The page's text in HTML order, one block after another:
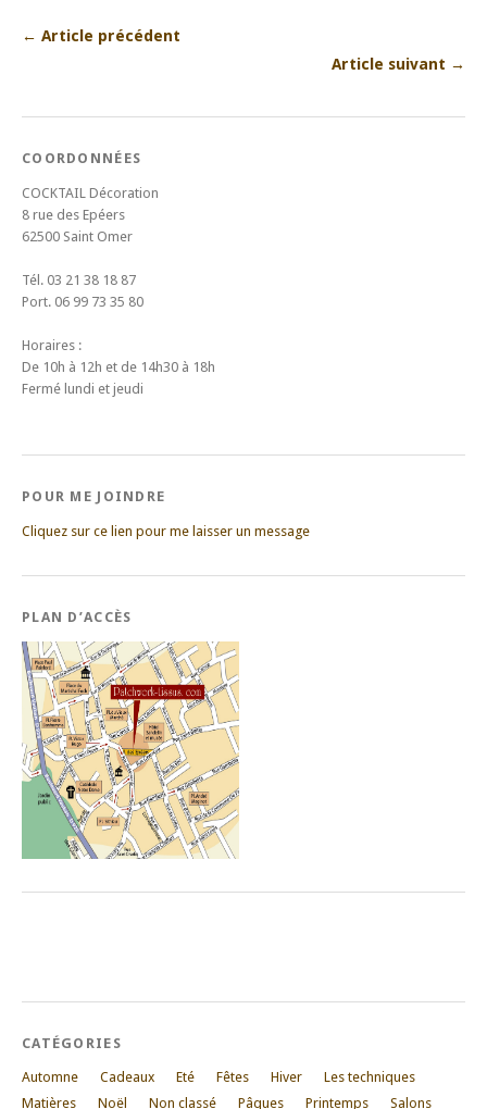
← Article précédent
Article suivant →
COORDONNÉES
COCKTAIL Décoration
8 rue des Epéers
62500 Saint Omer
Tél. 03 21 38 18 87
Port. 06 99 73 35 80
Horaires :
De 10h à 12h et de 14h30 à 18h
Fermé lundi et jeudi
POUR ME JOINDRE
Cliquez sur ce lien pour me laisser un message
PLAN D’ACCÈS
CATÉGORIES
Automne Cadeaux Eté Fêtes Hiver
Les techniques
Matières
Noël Non classé Pâques Printemps Salons